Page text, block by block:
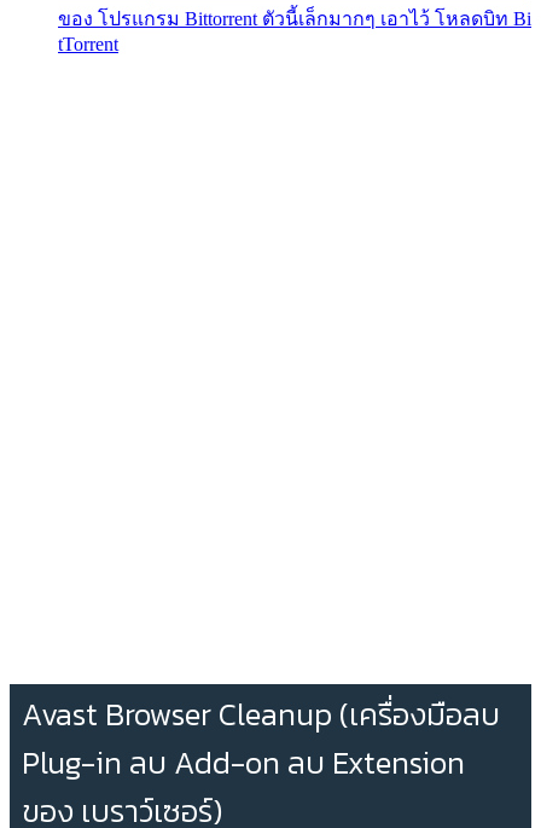
ของ โปรแกรม Bittorrent ตัวนี้เล็กมากๆ เอาไว้ โหลดบิท Bi
tTorrent
Avast Browser Cleanup (เครื่องมือลบ
Plug-in ลบ Add-on ลบ Extension
ของ เบราว์เซอร์)